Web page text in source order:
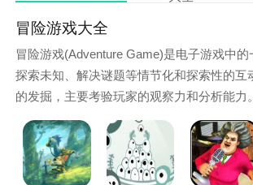
通关的时候和路途就会很顺利一点，玩
锻炼自己的手速。
游戏优势
是很有趣的，玩家解锁就能体验到了。
小编点评
冒险游戏大全
冒险游戏(Adventure Game)是电子游戏中
探索未知、解决谜题等情节化和探索性的互
的发掘，主要考验玩家的观察力和分析能力
险和文字冒险两种，也有分为冒险解谜和冒
机上的冒险类游戏有哪些呢，今天小编就带
全。